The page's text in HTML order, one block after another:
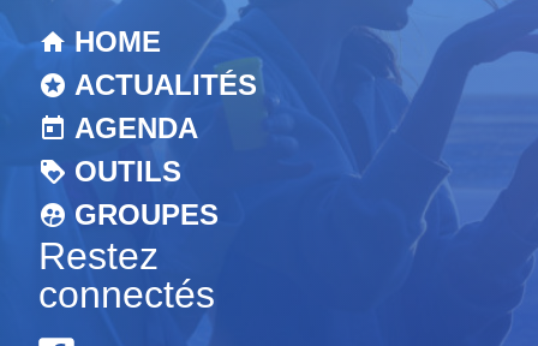
HOME
ACTUALITÉS
AGENDA
OUTILS
GROUPES
Restez
connectés